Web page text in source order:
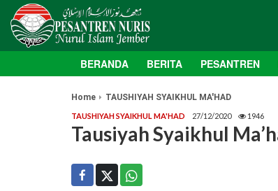
BERANDA BERITA PESANTREN
Home TAUSHIYAH SYAIKHUL MA'HAD
TAUSHIYAH SYAIKHUL MA'HAD 27/12/2020 1946
Tausiyah Syaikhul